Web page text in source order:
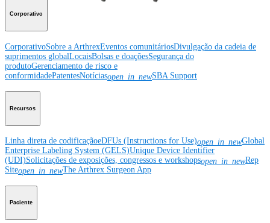
Corporativo
CorporativoSobre a ArthrexEventos comunitáriosDivulgação da cadeia de
suprimentos globalLocaisBolsas e doaçõesSegurança do
produtoGerenciamento de risco e
conformidadePatentesNotíciasopen_in_newSBA Support
Recursos
Linha direta de codificaçãoeDFUs (Instructions for Use)open_in_newGlobal
Enterprise Labeling System (GELS)Unique Device Identifier
(UDI)Solicitações de exposições, congressos e workshopsopen_in_newRep
Siteopen_in_newThe Arthrex Surgeon App
Paciente